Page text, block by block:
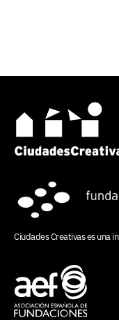
Ciudades Creativas es una